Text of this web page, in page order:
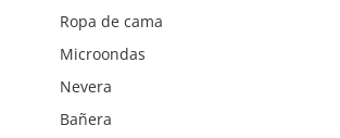
Ropa de cama
Microondas
Nevera
Bañera